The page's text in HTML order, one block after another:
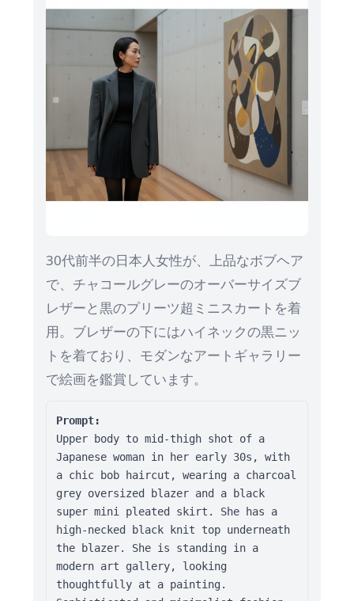
30代前半の日本人女性が、上品なボブヘア
で、チャコールグレーのオーバーサイズブ
レザーと黒のプリーツ超ミニスカートを着
用。ブレザーの下にはハイネックの黒ニッ
トを着ており、モダンなアートギャラリー
で絵画を鑑賞しています。
Prompt:
Upper body to mid-thigh shot of a
Japanese woman in her early 30s, with
a chic bob haircut, wearing a charcoal
grey oversized blazer and a black
super mini pleated skirt. She has a
high-necked black knit top underneath
the blazer. She is standing in a
modern art gallery, looking
thoughtfully at a painting.